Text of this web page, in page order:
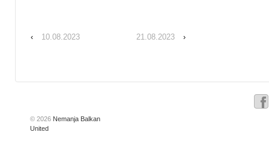
‹ 10.08.2023 21.08.2023 ›
© 2026 Nemanja Balkan
United